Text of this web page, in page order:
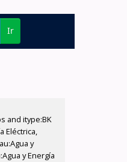
Ir
and itype:BK
Eléctrica,
y
y Energía